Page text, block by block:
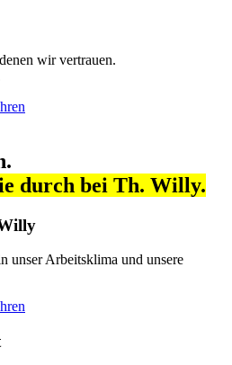
wir vertrauen.
durch bei Th. Willy.
unser Arbeitsklima und unsere